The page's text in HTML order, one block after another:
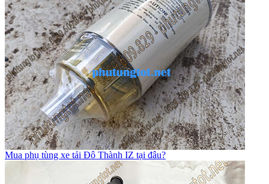
Mua phụ tùng xe tải Đô Thành IZ tại đâu?